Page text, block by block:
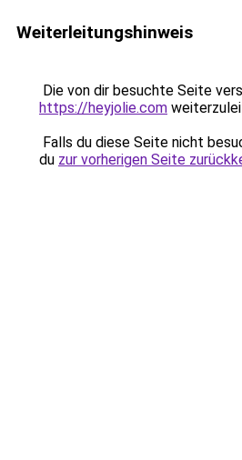
Weiterleitungshinweis
Die von dir besuchte Seite
https://heyjolie.com
Falls du diese Seite nicht
du zur vorherigen Seite